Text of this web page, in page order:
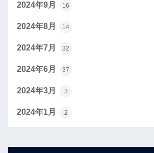
2024年9月 16
2024年8月 14
2024年7月 32
2024年6月 37
2024年3月 3
2024年1月 2